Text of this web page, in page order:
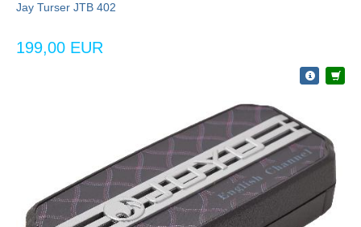
Jay Turser JTB 402
199,00 EUR